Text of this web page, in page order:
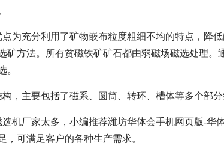
为充分利用了矿物嵌布粒度粗细不均的特点，降
矿方法。所有贫磁铁矿矿石都由弱磁场磁选处理
。
，主要包括了磁系、圆筒、转环、槽体等多个部
机厂家太多，小编推荐潍坊华体会手机网页版-华
，可满足客户的各种生产需求。